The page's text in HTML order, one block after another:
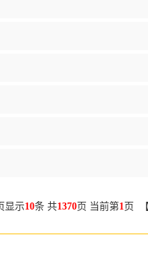
显示10条 共1370页 当前第1页